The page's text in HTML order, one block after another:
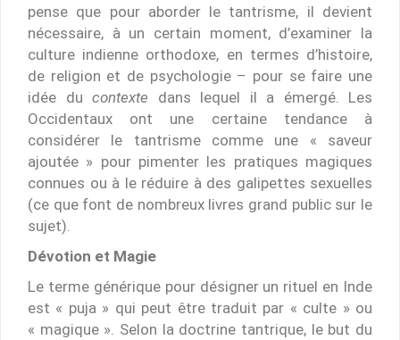
pense que pour aborder le tantrisme, il devient
nécessaire, à un certain moment, d’examiner la
culture indienne orthodoxe, en termes d’histoire,
de religion et de psychologie – pour se faire une
idée du contexte dans lequel il a émergé. Les
Occidentaux ont une certaine tendance à
considérer le tantrisme comme une « saveur
ajoutée » pour pimenter les pratiques magiques
connues ou à le réduire à des galipettes sexuelles
(ce que font de nombreux livres grand public sur le
sujet).
Dévotion et Magie
Le terme générique pour désigner un rituel en Inde
est « puja » qui peut être traduit par « culte » ou
« magique ». Selon la doctrine tantrique, le but du